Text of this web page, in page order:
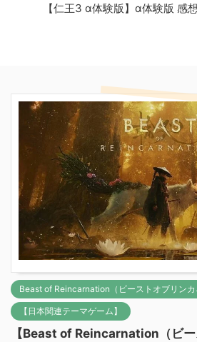
【仁王3 α体験版】α体験版 感
Beast of Reincarnation（ビーストオブリンカ
【日本関連テーマゲーム】
【Beast of Reincarnation（ビ